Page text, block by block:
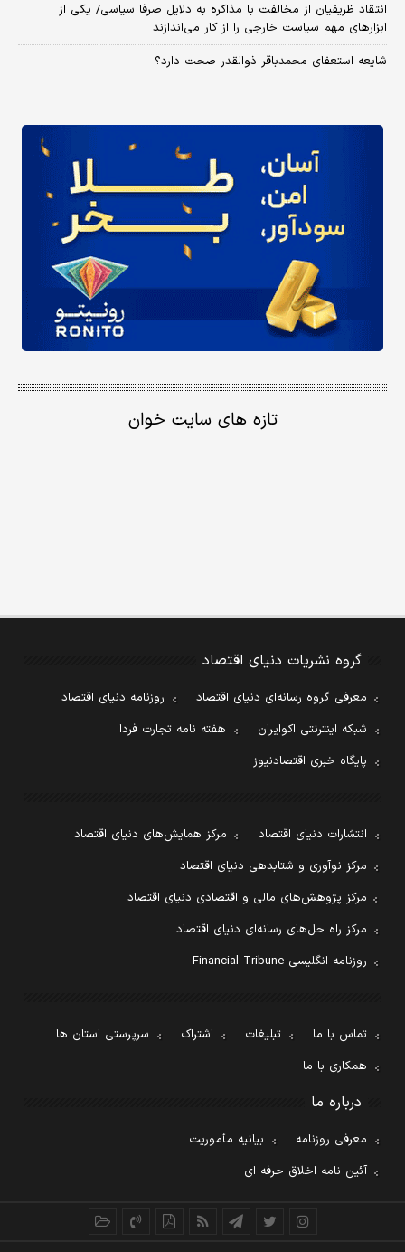
انتقاد ظریفیان از مخالفت با مذاکره به دلایل صرفا سیاسی/ یکی از
ابزارهای مهم سیاست خارجی را از کار می‌اندازند
شایعه استعفای محمدباقر ذوالقدر صحت دارد؟
تازه های سایت خوان
گروه نشریات دنیای اقتصاد
معرفی گروه رسانه‌ای دنیای اقتصاد
روزنامه دنیای اقتصاد
شبکه اینترنتی اکوایران
هفته نامه تجارت فردا
پایگاه خبری اقتصادنیوز
انتشارات دنیای اقتصاد
مرکز همایش‌های دنیای اقتصاد
مرکز نوآوری و شتابدهی دنیای اقتصاد
مرکز پژوهش‌های مالی و اقتصادی دنیای اقتصاد
مرکز راه حل‌های رسانه‌ای دنیای اقتصاد
روزنامه انگلیسی Financial Tribune
تماس با ما تبلیغات اشتراک
سرپرستی استان ها
همکاری با ما
درباره ما
معرفی روزنامه
بیانیه مأموریت
آئین نامه اخلاق حرفه ای